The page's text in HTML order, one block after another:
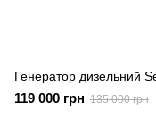
Генератор дизельний
119 000 грн 135 000 грн